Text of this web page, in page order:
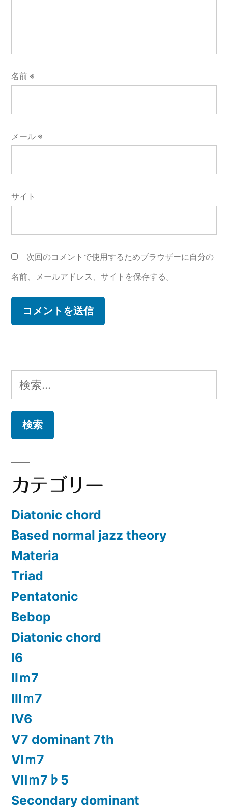
名前 ※
メール ※
サイト
次回のコメントで使用するためブラウザーに自分の
名前、メールアドレス、サイトを保存する。
検
索:
カテゴリー
Diatonic chord
Based normal jazz theory
Materia
Triad
Pentatonic
Bebop
Diatonic chord
Ⅰ6
Ⅱｍ7
Ⅲｍ7
Ⅳ6
Ⅴ7 dominant 7th
Ⅵｍ7
Ⅶｍ7♭5
Secondary dominant